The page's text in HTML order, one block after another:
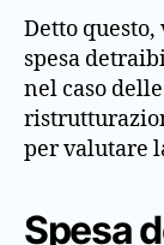
Detto
spesa
nel caso
per valutare
Spesa